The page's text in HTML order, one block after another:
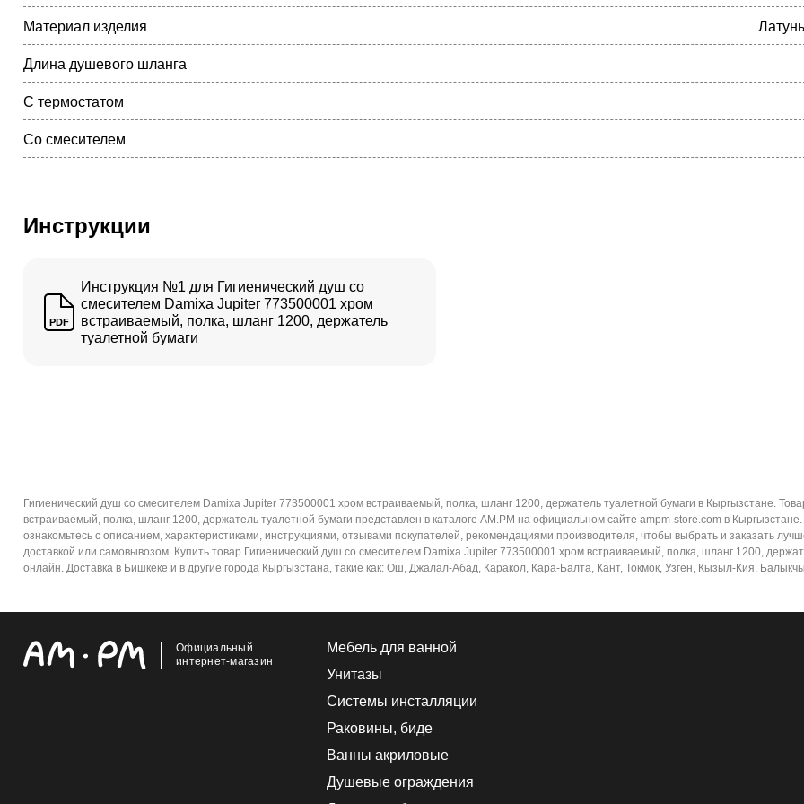
Материал изделия
Длина душевого шланга
С термостатом
Со смесителем
Инструкции
PDF
Инструкция №1 для Гигиенический душ со
смесителем Damixa Jupiter 773500001 хром
встраиваемый, полка, шланг 1200, держатель
туалетной бумаги
Гигиенический душ со смесителем Damixa Jupiter 773500001 хром встраиваемый, полка, шланг 1200, держатель туалетной бумаги в Кыргызстане.
встраиваемый, полка, шланг 1200, держатель туалетной бумаги представлен в каталоге AM.PM на официальном сайте ampm-store.com в
ознакомьтесь с описанием, характеристиками, инструкциями, отзывами покупателей, рекомендациями производителя, чтобы выбрать и заказать
доставкой или самовывозом. Купить товар Гигиенический душ со смесителем Damixa Jupiter 773500001 хром встраиваемый, полка, шланг 1200,
онлайн. Доставка в Бишкеке и в другие города Кыргызстана, такие как: Ош, Джалал-Абад, Каракол, Кара-Балта, Кант, Токмок, Узген, Кызыл-Кия,
Официальный
интернет-магазин
Мебель для ванной
Унитазы
Системы инсталляции
Раковины, биде
Ванны акриловые
Душевые ограждения